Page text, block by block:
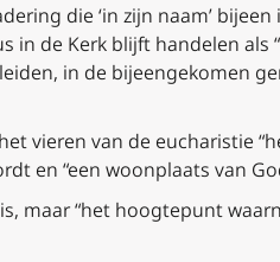
die ‘in zijn naam’ bijeen
de Kerk blijft handelen als
in de bijeengekomen
vieren van de eucharistie
en “een woonplaats van
maar “het hoogtepunt